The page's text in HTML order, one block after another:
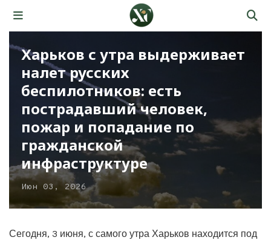
Харьков с утра выдерживает
налет русских
беспилотников: есть
пострадавший человек,
пожар и попадание по
гражданской
инфраструктуре
Июн 03, 2026
Сегодня, 3 июня, с самого утра Харьков находится под